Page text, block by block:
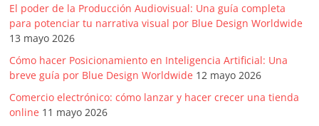
El poder de la Producción Audiovisual: Una guía completa
para potenciar tu narrativa visual por Blue Design Worldwide
13 mayo 2026
Cómo hacer Posicionamiento en Inteligencia Artificial: Una
breve guía por Blue Design Worldwide 12 mayo 2026
Comercio electrónico: cómo lanzar y hacer crecer una tienda
online 11 mayo 2026